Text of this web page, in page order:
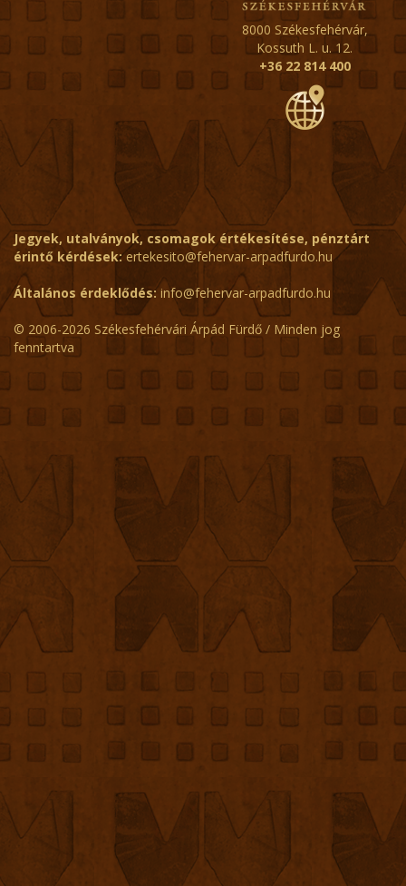
8000 Székesfehérvár,
Kossuth L. u. 12.
+36 22 814 400
Jegyek, utalványok, csomagok értékesítése, pénztárt
érintő kérdések: ertekesito@fehervar-arpadfurdo.hu
Általános érdeklődés: info@fehervar-arpadfurdo.hu
© 2006-2026 Székesfehérvári Árpád Fürdő / Minden jog
fenntartva